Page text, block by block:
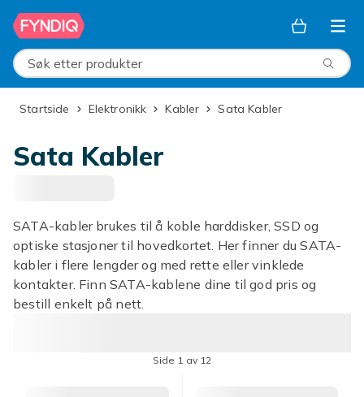
Hopp til hovedinnhold
Søk etter produkter
Startside Elektronikk Kabler Sata Kabler
Sata Kabler
SATA-kabler brukes til å koble harddisker, SSD og
optiske stasjoner til hovedkortet. Her finner du SATA-
kabler i flere lengder og med rette eller vinklede
kontakter. Finn SATA-kablene dine til god pris og
bestill enkelt på nett.
Side 1 av 12